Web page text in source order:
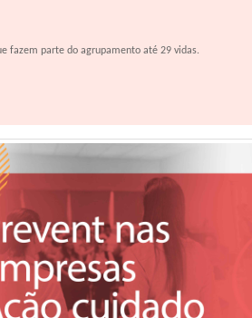
fazem parte do agrupamento até 29 vidas.